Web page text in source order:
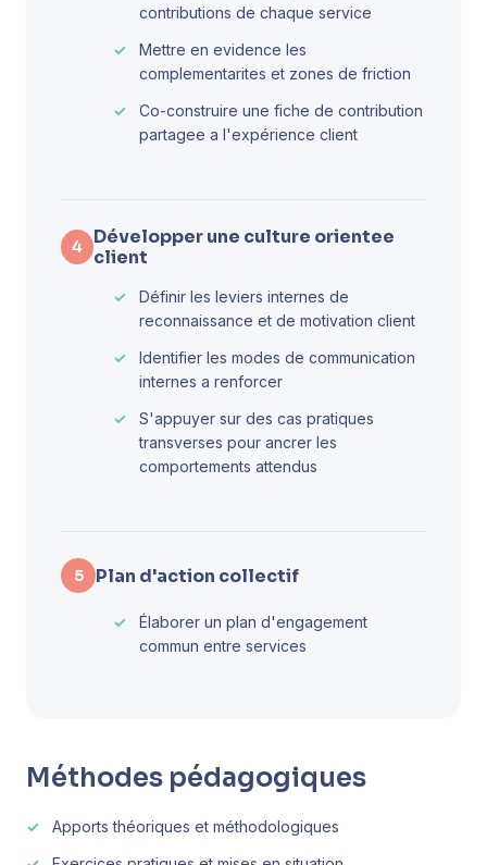
contributions de chaque service
Mettre en evidence les
complementarites et zones de friction
Co-construire une fiche de contribution
partagee a l'expérience client
4 Développer une culture orientee
client
Définir les leviers internes de
reconnaissance et de motivation client
Identifier les modes de communication
internes a renforcer
S'appuyer sur des cas pratiques
transverses pour ancrer les
comportements attendus
5 Plan d'action collectif
Élaborer un plan d'engagement
commun entre services
Méthodes pédagogiques
Apports théoriques et méthodologiques